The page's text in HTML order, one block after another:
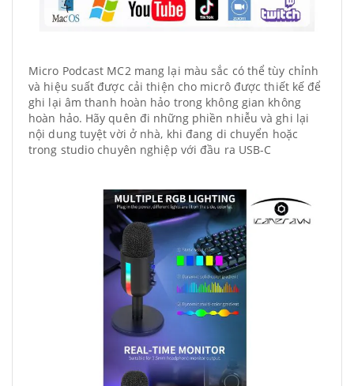
Micro Podcast MC2 mang lại màu sắc có thể tùy chỉnh
và hiệu suất được cải thiện cho micrô được thiết kế để
ghi lại âm thanh hoàn hảo trong không gian không
hoàn hảo. Hãy quên đi những phiền nhiễu và ghi lại
nội dung tuyệt vời ở nhà, khi đang di chuyển hoặc
trong studio chuyên nghiệp với đầu ra USB-C